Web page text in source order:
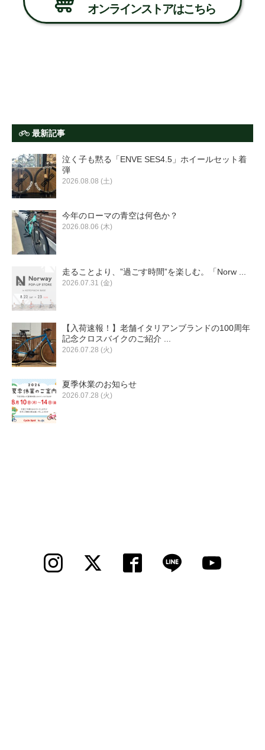
オンラインストアはこちら
最新記事
泣く子も黙る「ENVE SES4.5」ホイールセット着
弾
2026.08.08 (土)
今年のローマの青空は何色か？
2026.08.06 (木)
走ることより、”過ごす時間”を楽しむ。「Norw ...
2026.07.31 (金)
【入荷速報！】老舗イタリアンブランドの100周年
記念クロスバイクのご紹介 ...
2026.07.28 (火)
夏季休業のお知らせ
2026.07.28 (火)